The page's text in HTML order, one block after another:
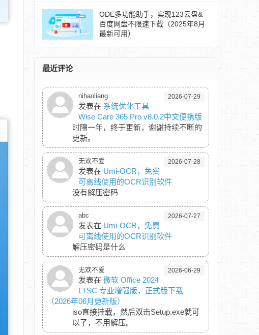
ODE多功能助手，实现123云盘&
百度网盘不限速下载（2025年8月
最新可用）
最近评论
nihaoliang 2026-07-29
发表在 系统优化工具
Wise Care 365 Pro v8.0.2中文便携版
时隔一年，终于更新，谢谢持续不断的
更新。
无欢不爱 2026-07-28
发表在 Umi-OCR，免费
可离线使用的OCR识别软件
没有解压密码
abc 2026-07-27
发表在 Umi-OCR，免费
可离线使用的OCR识别软件
解压密码是什么
无欢不爱 2026-06-29
发表在 微软 Office 2024
LTSC 专业增强版，正式版下载
（2026年06月更新版）
iso直接挂载，然后双击Setup.exe就可
以了，不用解压。